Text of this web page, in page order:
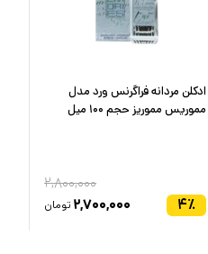
ادکلن مردانه فراگرنس ورد مدل
مموریس مموریز حجم ۱۰۰ میل
۴٪
۲,۸۰۰,۰۰۰
۲,۷۰۰,۰۰۰ تومان